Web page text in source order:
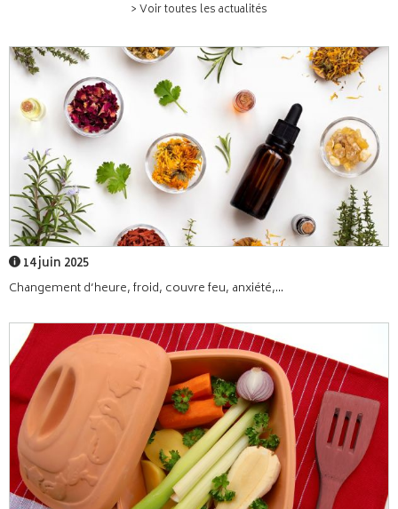
> Voir toutes les actualités
14 juin 2025
Changement d’heure, froid, couvre feu, anxiété,...